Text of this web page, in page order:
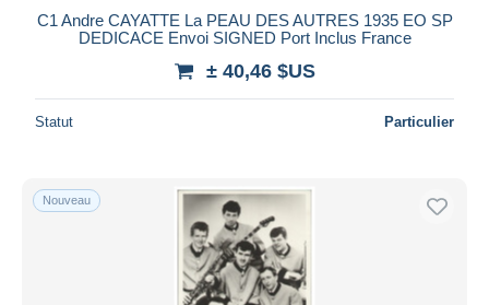
C1 Andre CAYATTE La PEAU DES AUTRES 1935 EO SP
DEDICACE Envoi SIGNED Port Inclus France
± 40,46 $US
Statut Particulier
Nouveau